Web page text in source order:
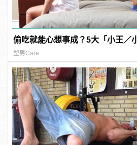
偷吃就能心想事成？5大「小王／
型男Care